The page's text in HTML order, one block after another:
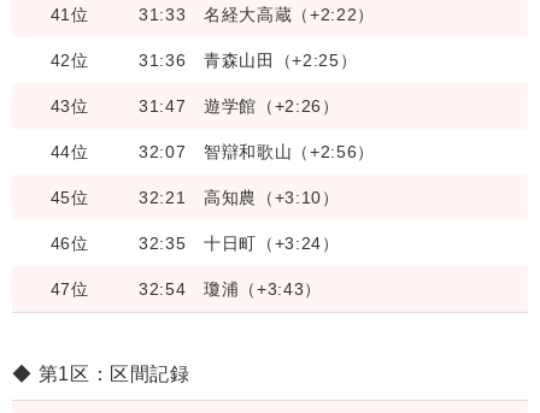
41位 31:33 名経大高蔵（+2:22）
42位 31:36 青森山田（+2:25）
43位 31:47 遊学館（+2:26）
44位 32:07 智辯和歌山（+2:56）
45位 32:21 高知農（+3:10）
46位 32:35 十日町（+3:24）
47位 32:54 瓊浦（+3:43）
第1区：区間記録